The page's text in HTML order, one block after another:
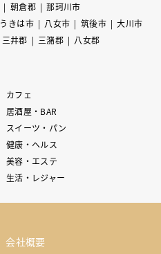
朝倉郡
那珂川市
うきは市 八女市 筑後市
大川市
三井郡 三潴郡 八女郡
カフェ
居酒屋・BAR
スイーツ・パン
健康・ヘルス
美容・エステ
生活・レジャー
会社概要